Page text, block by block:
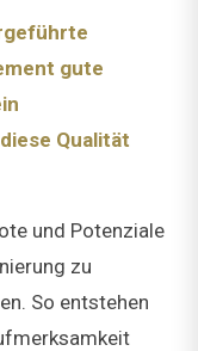
gute
Qualität
und Potenziale
zu
So entstehen